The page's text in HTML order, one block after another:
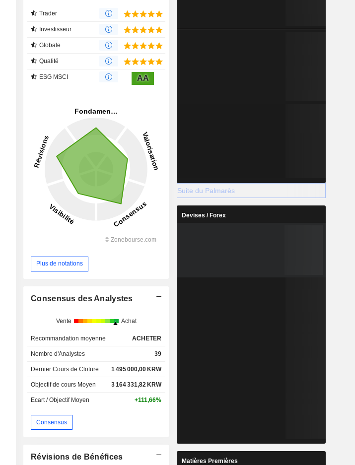
Trader
Investisseur
Globale
Qualité
ESG MSCI AA
Plus de notations
Consensus des Analystes
Vente Achat
Recommandation moyenne ACHETER
Nombre d'Analystes 39
Dernier Cours de Cloture 1 495 000,00 KRW
Objectif de cours Moyen 3 164 331,82 KRW
Ecart / Objectif Moyen +111,66%
Consensus
Révisions de Bénéfices
Suite du Palmarès
Devises / Forex
Matières Premières